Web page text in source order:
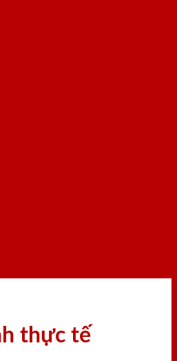
thực tế